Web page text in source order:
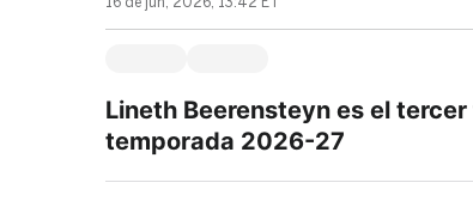
Lineth Beerensteyn es el
temporada 2026-27